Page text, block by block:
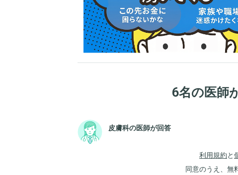
6名の医師
皮膚科の医師が回答
利用規約と
同意のうえ、無